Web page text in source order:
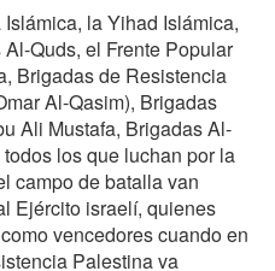
la Yihad Islámica,
Quds, el Frente Popular
Brigadas de Resistencia
Al-Qasim), Brigadas
Ali Mustafa, Brigadas Al-
los que luchan por la
campo de batalla van
Ejército israelí, quienes
vencedores cuando en
Palestina va